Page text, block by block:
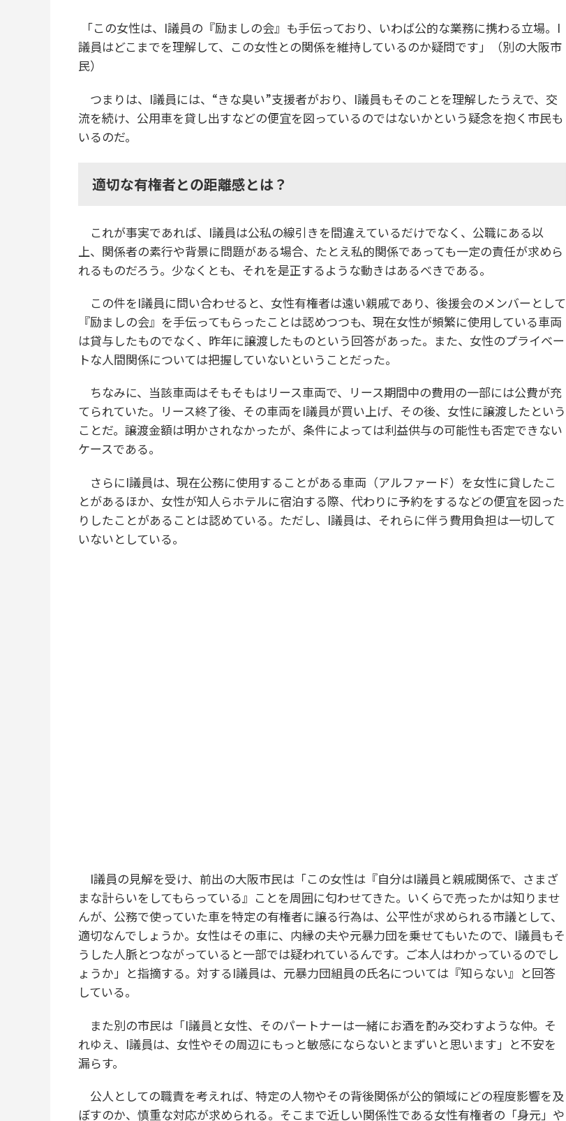
「この女性は、I議員の『励ましの会』も手伝っており、いわば公的な業務に携わる立場。I
議員はどこまでを理解して、この女性との関係を維持しているのか疑問です」（別の大阪市
民）
つまりは、I議員には、“きな臭い”支援者がおり、I議員もそのことを理解したうえで、交
流を続け、公用車を貸し出すなどの便宜を図っているのではないかという疑念を抱く市民も
いるのだ。
適切な有権者との距離感とは？
これが事実であれば、I議員は公私の線引きを間違えているだけでなく、公職にある以
上、関係者の素行や背景に問題がある場合、たとえ私的関係であっても一定の責任が求めら
れるものだろう。少なくとも、それを是正するような動きはあるべきである。
この件をI議員に問い合わせると、女性有権者は遠い親戚であり、後援会のメンバーとして
『励ましの会』を手伝ってもらったことは認めつつも、現在女性が頻繁に使用している車両
は貸与したものでなく、昨年に譲渡したものという回答があった。また、女性のプライベー
トな人間関係については把握していないということだった。
ちなみに、当該車両はそもそもはリース車両で、リース期間中の費用の一部には公費が充
てられていた。リース終了後、その車両をI議員が買い上げ、その後、女性に譲渡したという
ことだ。譲渡金額は明かされなかったが、条件によっては利益供与の可能性も否定できない
ケースである。
さらにI議員は、現在公務に使用することがある車両（アルファード）を女性に貸したこ
とがあるほか、女性が知人らホテルに宿泊する際、代わりに予約をするなどの便宜を図った
りしたことがあることは認めている。ただし、I議員は、それらに伴う費用負担は一切して
いないとしている。
I議員の見解を受け、前出の大阪市民は「この女性は『自分はI議員と親戚関係で、さまざ
まな計らいをしてもらっている』ことを周囲に匂わせてきた。いくらで売ったかは知りませ
んが、公務で使っていた車を特定の有権者に譲る行為は、公平性が求められる市議として、
適切なんでしょうか。女性はその車に、内縁の夫や元暴力団を乗せてもいたので、I議員もそ
うした人脈とつながっていると一部では疑われているんです。ご本人はわかっているのでし
ょうか」と指摘する。対するI議員は、元暴力団組員の氏名については『知らない』と回答
している。
また別の市民は「I議員と女性、そのパートナーは一緒にお酒を酌み交わすような仲。そ
れゆえ、I議員は、女性やその周辺にもっと敏感にならないとまずいと思います」と不安を
漏らす。
公人としての職責を考えれば、特定の人物やその背後関係が公的領域にどの程度影響を及
ぼすのか、慎重な対応が求められる。そこまで近しい関係性である女性有権者の「身元」や